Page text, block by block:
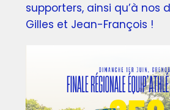
supporters, ainsi qu’à nos
Gilles et Jean-François !